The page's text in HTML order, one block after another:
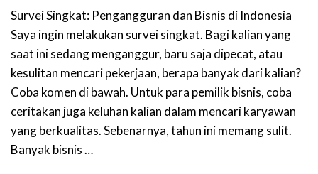
Survei Singkat: Pengangguran dan Bisnis di Indonesia
Saya ingin melakukan survei singkat. Bagi kalian yang
saat ini sedang menganggur, baru saja dipecat, atau
kesulitan mencari pekerjaan, berapa banyak dari kalian?
Coba komen di bawah. Untuk para pemilik bisnis, coba
ceritakan juga keluhan kalian dalam mencari karyawan
yang berkualitas. Sebenarnya, tahun ini memang sulit.
Banyak bisnis …